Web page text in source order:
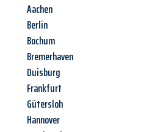
Aachen
Berlin
Bochum
Bremerhaven
Duisburg
Frankfurt
Gütersloh
Hannover